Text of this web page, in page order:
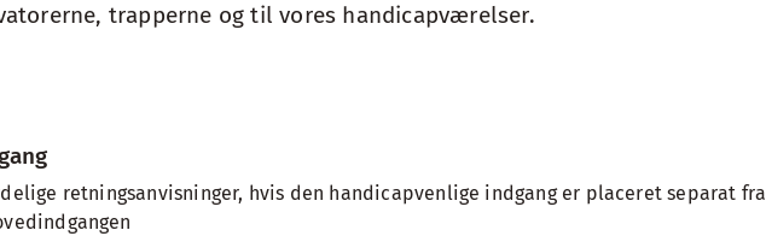
trapperne og til vores handicapværelser.
retningsanvisninger, hvis den handicapvenlige indgang er placeret separat fra